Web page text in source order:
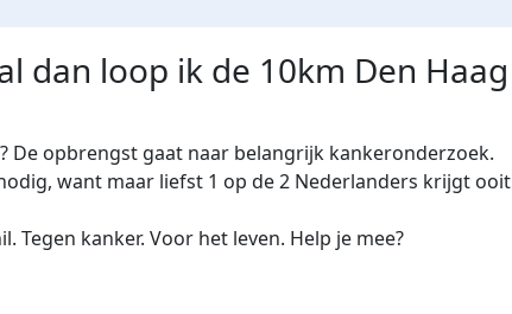
dan loop ik de 10km Den Haag
De opbrengst gaat naar belangrijk kankeronderzoek.
want maar liefst 1 op de 2 Nederlanders krijgt ooit
Tegen kanker. Voor het leven. Help je mee?